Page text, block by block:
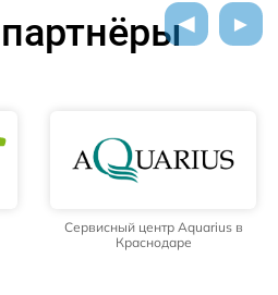
Сервисный центр Aquarius в
Краснодаре